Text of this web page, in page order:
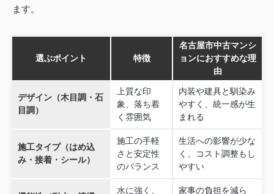
ます。
選ぶポイント 特徴
名古屋市中古マンシ
ョンにおすすめな理
由
デザイン（木目調・石
目調）
上質な印
象、落ち着
く雰囲気
内装や建具と馴染み
やすく、統一感が生
まれる
施工タイプ（はめ込
み・接着・シール）
施工の手軽
さと安定性
のバランス
生活への影響が少な
く、コスト調整もし
やすい
水に強く、
家事の負担を減ら